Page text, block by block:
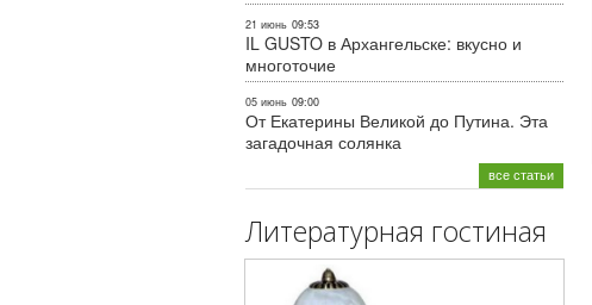
21 июнь 09:53
IL GUSTO в Архангельске: вкусно и
многоточие
05 июнь 09:00
От Екатерины Великой до Путина. Эта
загадочная солянка
все статьи
Литературная гостиная